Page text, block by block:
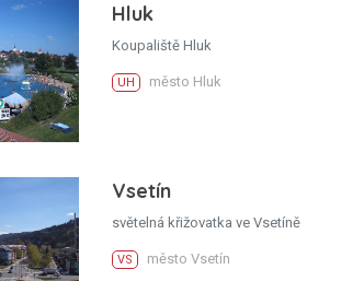
Hluk
Koupaliště Hluk
UH město Hluk
Vsetín
světelná křižovatka ve Vsetíně
VS město Vsetín